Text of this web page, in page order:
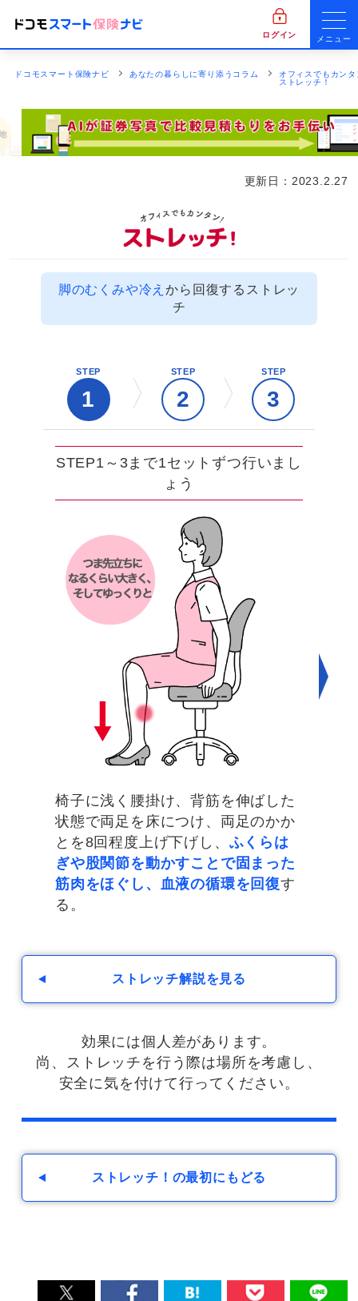
ログイン メニュー
ドコモスマート保険ナビ あなたの暮らしに寄り添うコラム
オフィスでもカンタ
ストレッチ！
更新日： 2023.2.27
脚のむくみや冷えから回復するストレッ
チ
STEP
1
STEP
2
STEP
3
STEP1～3まで1セットずつ行いまし
ょう
椅子に浅く腰掛け、背筋を伸ばした
状態で両足を床につけ、両足のかか
とを8回程度上げ下げし、 ふくらは
ぎや股関節を動かすことで固まった
筋肉をほぐし、血液の循環を回復す
る。
STEP1～3まで1セットずつ行いまし
ょう
膝裏を伸ばし
STEP1～3まで1セットずつ行いまし
ょう
空中に浮かせたまま
ストレッチ解説を見る
効果には個人差があります。
尚、ストレッチを行う際は場所を考慮し、
安全に気を付けて行ってください。
ストレッチ！の最初にもどる